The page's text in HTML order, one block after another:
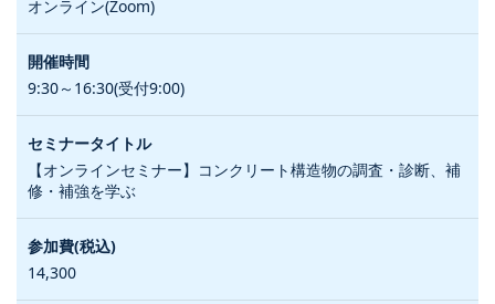
オンライン(Zoom)
9:30～16:30(受付9:00)
【オンラインセミナー】コンクリート構造物の調査・診断、補
修・補強を学ぶ
14,300